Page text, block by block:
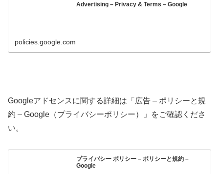
Advertising – Privacy & Terms – Google
policies.google.com
Googleアドセンスに関する詳細は「広告 – ポリシーと規
約 – Google（プライバシーポリシー）」をご確認くださ
い。
プライバシー ポリシー – ポリシーと規約 –
Google